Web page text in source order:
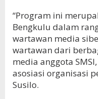
“Program ini
Bengkulu dalam
wartawan media
wartawan dari
media anggota
asosiasi organisasi
Susilo.